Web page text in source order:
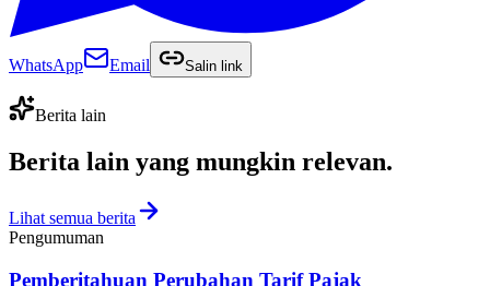
WhatsApp Email Salin link
Berita lain
Berita lain yang mungkin relevan.
Lihat semua berita
Pengumuman
Pemberitahuan Perubahan Tarif Pajak